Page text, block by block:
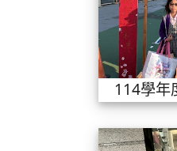
114學年